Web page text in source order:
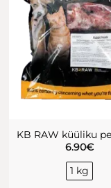
KB RAW küüliku
6.90€
1 kg